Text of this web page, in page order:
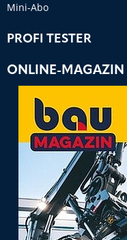
Mini-Abo
PROFI TESTER
ONLINE-MAGAZIN